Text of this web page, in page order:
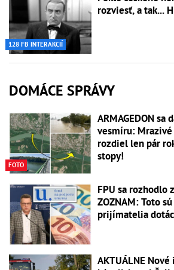
128 FB INTERAKCIÍ
rozviesť, a tak...
DOMÁCE SPRÁVY
FOTO
ARMAGEDON sa
vesmíru:
rozdiel len pár
stopy!
FPU sa rozhodlo
ZOZNAM: Toto
prijímatelia
AKTUÁLNE